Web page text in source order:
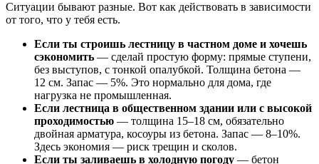
Ситуации бывают разные. Вот как действовать в зависимости
от того, что у тебя есть.
Если ты строишь лестницу в частном доме и хочешь
сэкономить — сделай простую форму: прямые ступени,
без выступов, с тонкой опалубкой. Толщина бетона —
12 см. Запас — 5%. Это нормально для дома, где
нагрузка не промышленная.
Если лестница в общественном здании или с высокой
проходимостью — толщина 15–18 см, обязательно
двойная арматура, косоуры из бетона. Запас — 8–10%.
Здесь экономия — риск трещин и сколов.
Если ты заливаешь в холодную погоду — бетон